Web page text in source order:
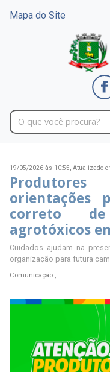
Mapa do Site
19/05/2026 às 10:55, Atualizado
orientações
correto
agrotóxicos
Cuidados ajudam na
organização para futura
Comunicação ,